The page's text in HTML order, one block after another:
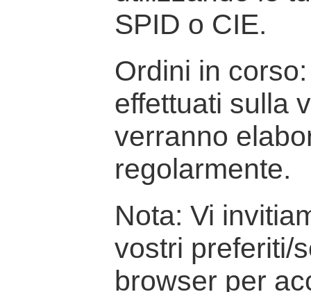
SPID o CIE.
Ordini in
effettuati sulla
verranno
regolarmente.
Nota: Vi
vostri preferiti/
browser per